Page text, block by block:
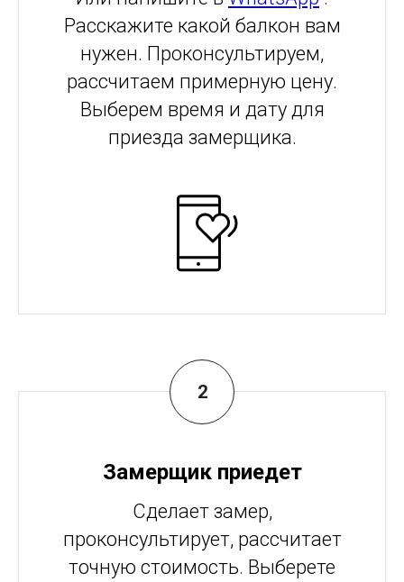
Расскажите какой балкон вам
нужен. Проконсультируем,
рассчитаем примерную цену.
Выберем время и дату для
приезда замерщика.
Замерщик приедет
Сделает замер,
проконсультирует, рассчитает
точную стоимость. Выберете